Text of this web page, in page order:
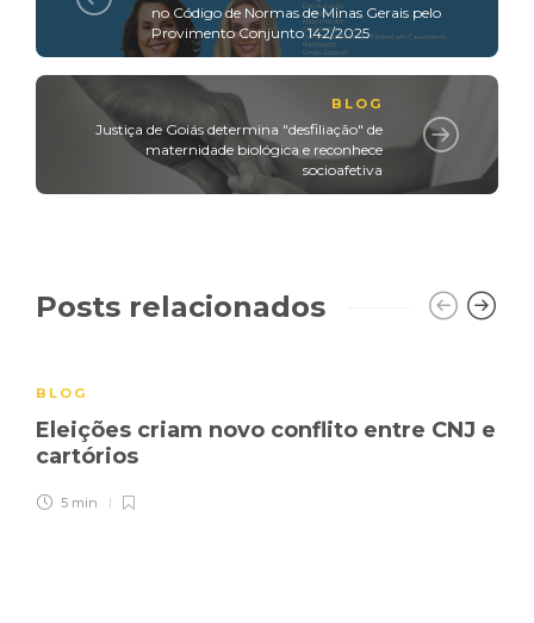
no Código de Normas de Minas Gerais pelo
Provimento Conjunto 142/2025
BLOG
Justiça de Goiás determina "desfiliação" de
maternidade biológica e reconhece
socioafetiva
Posts relacionados
BLOG
Eleições criam novo conflito entre CNJ e
cartórios
5 min